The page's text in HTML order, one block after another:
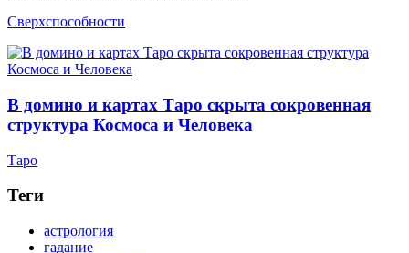
Сверхспособности
В домино и картах Таро скрыта сокровенная
структура Космоса и Человека
Таро
Теги
астрология
гадание